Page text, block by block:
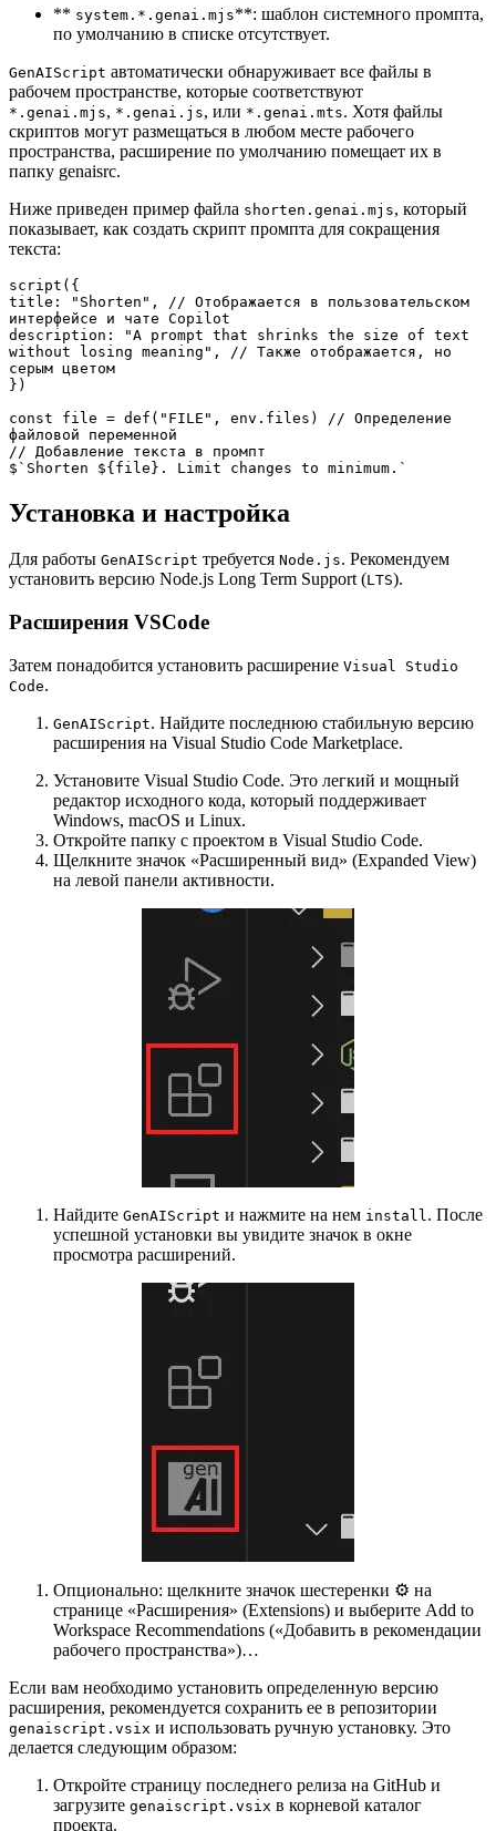
** system.*.genai.mjs**: шаблон системного промпта,
по умолчанию в списке отсутствует.
GenAIScript автоматически обнаруживает все файлы в
рабочем пространстве, которые соответствуют
*.genai.mjs, *.genai.js, или *.genai.mts. Хотя файлы
скриптов могут размещаться в любом месте рабочего
пространства, расширение по умолчанию помещает их в
папку genaisrc.
Ниже приведен пример файла shorten.genai.mjs, который
показывает, как создать скрипт промпта для сокращения
текста:
script({
title: "Shorten", // Отображается в пользовательском
интерфейсе и чате Copilot
description: "A prompt that shrinks the size of text
without losing meaning", // Также отображается, но
серым цветом
})
const file = def("FILE", env.files) // Определение
файловой переменной
// Добавление текста в промпт
$`Shorten ${file}. Limit changes to minimum.`
Установка и настройка
Для работы GenAIScript требуется Node.js. Рекомендуем
установить версию Node.js Long Term Support (LTS).
Расширения VSCode
Затем понадобится установить расширение Visual Studio
Code.
GenAIScript. Найдите последнюю стабильную версию
расширения на Visual Studio Code Marketplace.
Установите Visual Studio Code. Это легкий и мощный
редактор исходного кода, который поддерживает
Windows, macOS и Linux.
Откройте папку с проектом в Visual Studio Code.
Щелкните значок «Расширенный вид» (Expanded View)
на левой панели активности.
Найдите GenAIScript и нажмите на нем install . После
успешной установки вы увидите значок в окне
просмотра расширений.
Опционально: щелкните значок шестеренки ⚙️ на
странице «Расширения» (Extensions) и выберите Add to
Workspace Recommendations («Добавить в рекомендации
рабочего пространства»)…
Если вам необходимо установить определенную версию
расширения, рекомендуется сохранить ее в репозитории
genaiscript.vsix и использовать ручную установку. Это
делается следующим образом:
Откройте страницу последнего релиза на GitHub и
загрузите genaiscript.vsix в корневой каталог
проекта.